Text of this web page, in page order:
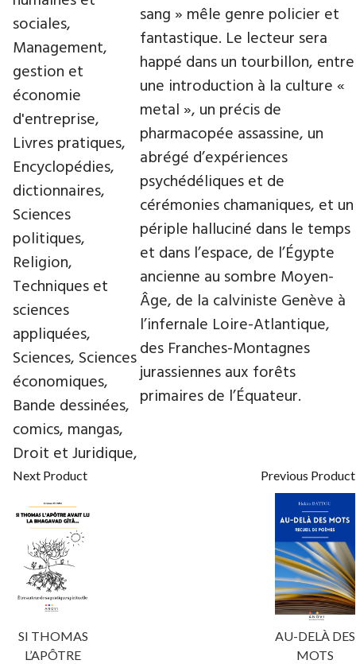
sang » mêle genre policier et
fantastique. Le lecteur sera
happé dans un tourbillon, entre
une introduction à la culture «
metal », un précis de
pharmacopée assassine, un
abrégé d’expériences
psychédéliques et de
cérémonies chamaniques, et un
périple halluciné dans le temps
et dans l’espace, de l’Égypte
ancienne au sombre Moyen-
Âge, de la calviniste Genève à
l’infernale Loire-Atlantique,
des Franches-Montagnes
jurassiennes aux forêts
primaires de l’Équateur.
Next Product
SI THOMAS
L’APÔTRE
Previous Product
AU-DELÀ DES
MOTS
sociales,
Management,
gestion et
économie
d'entreprise,
Livres pratiques,
Encyclopédies,
dictionnaires,
Sciences
politiques,
Religion,
Techniques et
sciences
appliquées,
Sciences, Sciences
économiques,
Bande dessinées,
comics, mangas,
Droit et Juridique,